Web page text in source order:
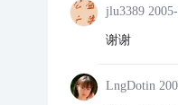
jlu3389
谢谢
LngDotin